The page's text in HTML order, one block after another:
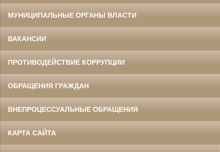
МУНИЦИПАЛЬНЫЕ ОРГАНЫ ВЛАСТИ
ВАКАНСИИ
ПРОТИВОДЕЙСТВИЕ КОРРУПЦИИ
ОБРАЩЕНИЯ ГРАЖДАН
ВНЕПРОЦЕССУАЛЬНЫЕ ОБРАЩЕНИЯ
КАРТА САЙТА